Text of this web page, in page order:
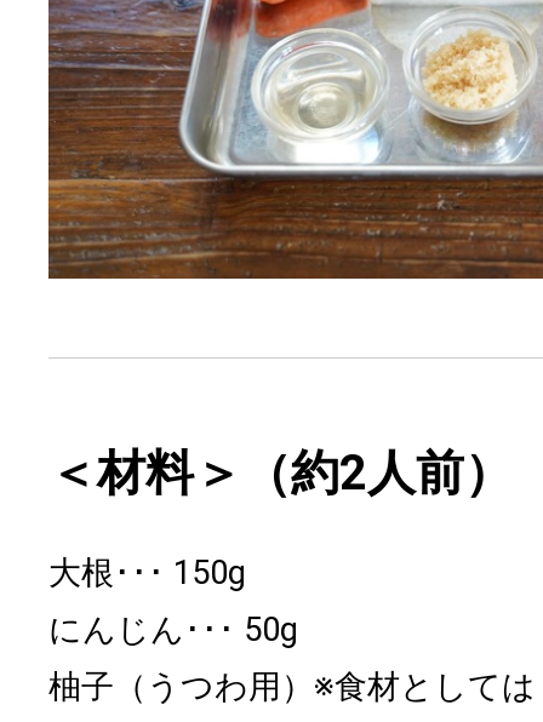
＜材料＞（約2人前）
大根
150g
にんじん
50g
柚子（うつわ用）※食材としては